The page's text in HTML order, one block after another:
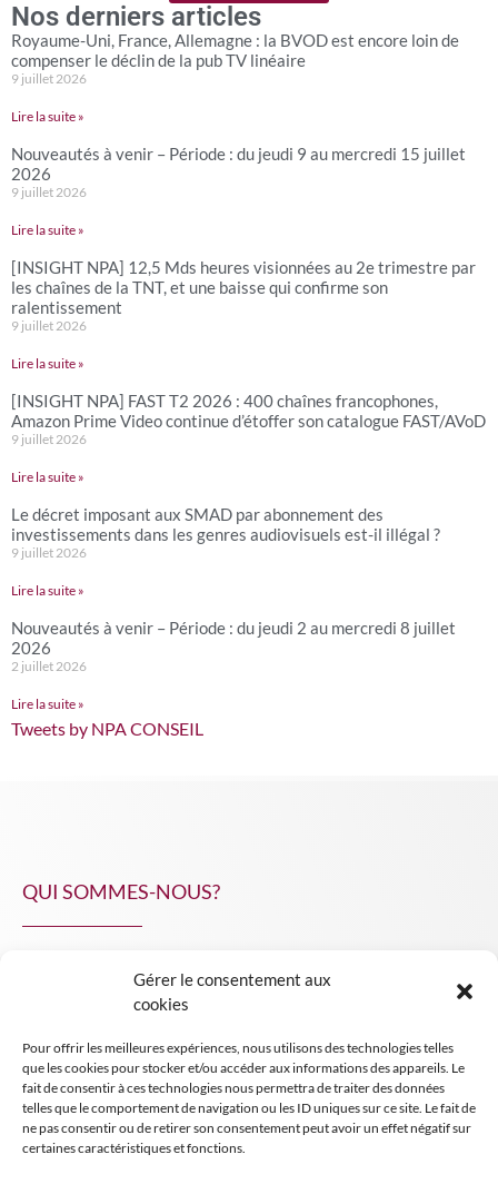
Gérer le consentement aux
cookies
Pour offrir les meilleures expériences, nous utilisons des technologies telles
que les cookies pour stocker et/ou accéder aux informations des appareils. Le
fait de consentir à ces technologies nous permettra de traiter des données
telles que le comportement de navigation ou les ID uniques sur ce site. Le fait de
ne pas consentir ou de retirer son consentement peut avoir un effet négatif sur
certaines caractéristiques et fonctions.
Nos derniers articles
Royaume-Uni, France, Allemagne : la BVOD est encore loin de
compenser le déclin de la pub TV linéaire
9 juillet 2026
Lire la suite »
Nouveautés à venir – Période : du jeudi 9 au mercredi 15 juillet
2026
9 juillet 2026
Lire la suite »
[INSIGHT NPA] 12,5 Mds heures visionnées au 2e trimestre par
les chaînes de la TNT, et une baisse qui confirme son
ralentissement
9 juillet 2026
Lire la suite »
[INSIGHT NPA] FAST T2 2026 : 400 chaînes francophones,
Amazon Prime Video continue d’étoffer son catalogue FAST/AVoD
9 juillet 2026
Lire la suite »
Le décret imposant aux SMAD par abonnement des
investissements dans les genres audiovisuels est-il illégal ?
9 juillet 2026
Lire la suite »
Nouveautés à venir – Période : du jeudi 2 au mercredi 8 juillet
2026
2 juillet 2026
Lire la suite »
Tweets by NPA CONSEIL
QUI SOMMES-NOUS?
INSIGHT NPA